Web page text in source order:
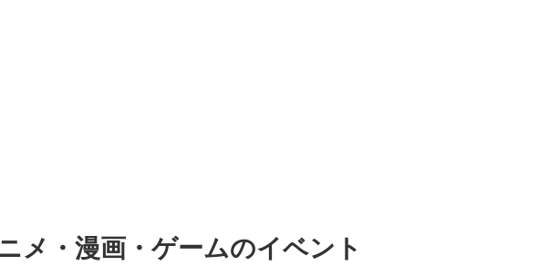
メ・漫画・ゲームのイベント